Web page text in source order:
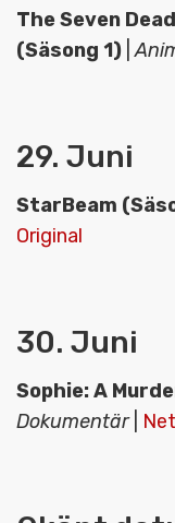
The Seven
(Säsong 1) |
29. Juni
StarBeam
Original
30. Juni
Sophie: A
Dokumentär|